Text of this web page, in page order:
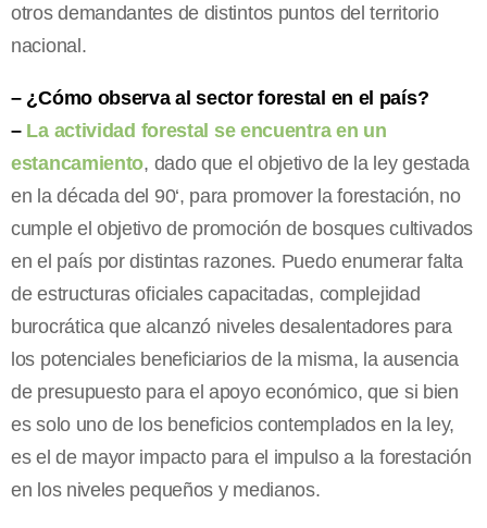
otros demandantes de distintos puntos del territorio
nacional.
– ¿Cómo observa al sector forestal en el país?
– La actividad forestal se encuentra en un
estancamiento, dado que el objetivo de la ley gestada
en la década del 90‘, para promover la forestación, no
cumple el objetivo de promoción de bosques cultivados
en el país por distintas razones. Puedo enumerar falta
de estructuras oficiales capacitadas, complejidad
burocrática que alcanzó niveles desalentadores para
los potenciales beneficiarios de la misma, la ausencia
de presupuesto para el apoyo económico, que si bien
es solo uno de los beneficios contemplados en la ley,
es el de mayor impacto para el impulso a la forestación
en los niveles pequeños y medianos.